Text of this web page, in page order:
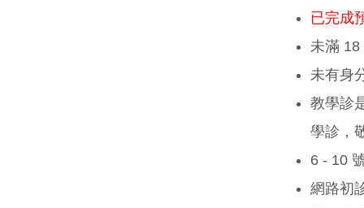
已完成
未滿 18
未有身
教學診
學診，
6 - 10
網路初